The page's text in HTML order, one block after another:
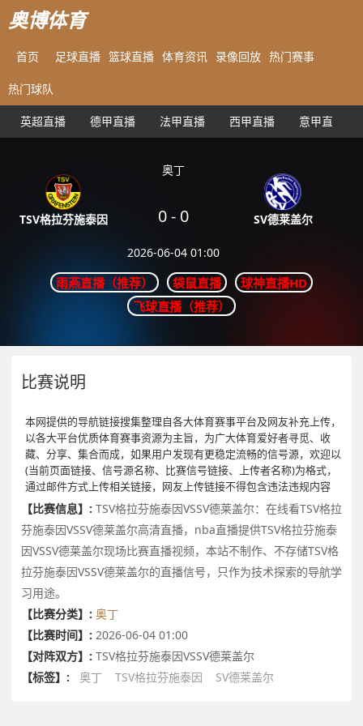
奥博体育
首页 足球直播 篮球直播 体育资讯 录像回放 热门赛事
热门球队
英超直播 德甲直播 法甲直播 西甲直播 意甲直播
TSV格拉芬施泰因
奥丁
0- 0
2026-06-04 01:00
SV德莱盖尔
雨燕直播（推荐） 袋鼠直播
球神直播HD
飞球直播（推荐）
比赛说明
本网提供的导航链接搜集整理自各大体育赛事平台及网友补充上传，
以各大平台优质体育赛事资源为主旨，为广大体育爱好者寻觅、收
藏、分享、集合而成，如果用户发现有更稳定流畅的信号源，欢迎以
(当前页面链接、信号源名称、比赛信号链接、上传者名称)为格式，
通过邮件方式上传相关链接，网友上传链接不得包含违法违规内容
【比赛信息】: TSV格拉芬施泰因VSSV德莱盖尔：在线看TSV格拉
芬施泰因VSSV德莱盖尔高清直播，nba直播提供TSV格拉芬施泰
因VSSV德莱盖尔现场比赛直播视频，本站不制作、不存储TSV格
拉芬施泰因VSSV德莱盖尔的直播信号，只作为技术探索的导航学
习用途。
【比赛分类】: 奥丁
【比赛时间】: 2026-06-04 01:00
【对阵双方】: TSV格拉芬施泰因VSSV德莱盖尔
【标签】:
奥丁 TSV格拉芬施泰因 SV德莱盖尔